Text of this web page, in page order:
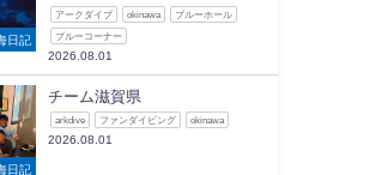
日記
アークダイブ okinawa ブルーホール
ブルーコーナー
2026.08.01
日記
チーム滋賀県
arkdive ファンダイビング okinawa
2026.08.01